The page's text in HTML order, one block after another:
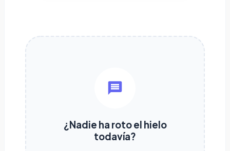
¿Nadie ha roto el hielo
todavía?